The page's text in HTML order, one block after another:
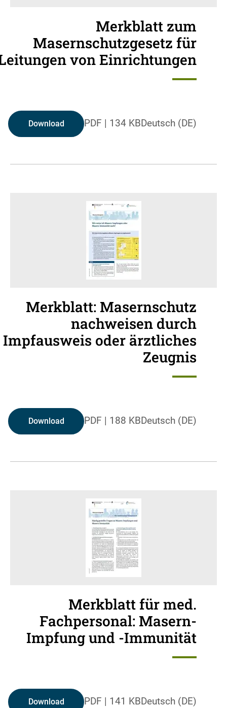
Merkblatt zum
Masernschutzgesetz für
von Einrichtungen
Deutsch (DE)
PDF | 134 KB
Download
Merkblatt: Masernschutz
nachweisen durch
Impfausweis oder ärztliches
Zeugnis
Deutsch (DE)
PDF | 188 KB
Download
Merkblatt für med.
Fachpersonal: Masern-
Impfung und -Immunität
Deutsch (DE)
PDF | 141 KB
Download